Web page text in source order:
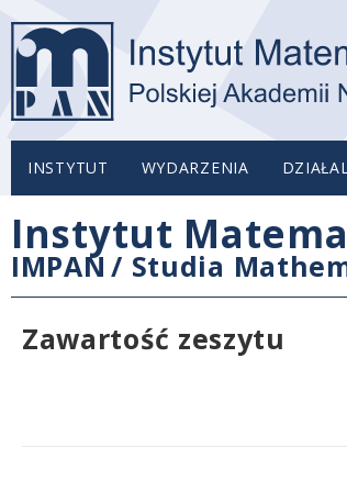
INSTYTUT WYDARZENIA
Instytut
IMPAN / Studia
Zawartość zeszytu